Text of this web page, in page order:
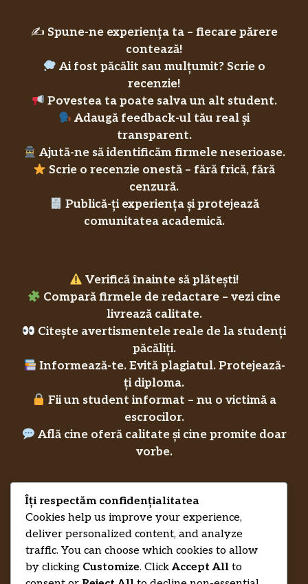
✍️ Spune-ne experiența ta – fiecare părere
contează!
Ai fost păcălit sau mulțumit? Scrie o
recenzie!
Povestea ta poate salva un alt student.
Adaugă feedback-ul tău real și
transparent.
Ajută-ne să identificăm firmele neserioase.
Scrie o recenzie onestă – fără frică, fără
cenzură.
Publică-ți experiența și protejează
comunitatea academică.
Verifică înainte să plătești!
Compară firmele de redactare – vezi cine
livrează calitate.
Citește avertismentele reale de la studenți
păcăliți.
Informează-te. Evită plagiatul. Protejează-
ți diploma.
Fii un student informat – nu o victimă a
escrocilor.
Află cine oferă calitate și cine promite doar
vorbe.
RecenziiLucrareLicenta.euCreditsPrivacy Policy
Îți respectăm confidențialitatea
Cookies help us improve your experience,
deliver personalized content, and analyze
traffic. You can choose which cookies to allow
by clicking Customize. Click Accept All to